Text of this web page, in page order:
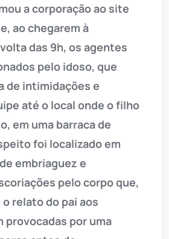
a corporação ao site
ao chegarem à
das 9h, os agentes
pelo idoso, que
de intimidações e
até o local onde o filho
em uma barraca de
foi localizado em
embriaguez e
pelo corpo que,
relato do pai aos
provocadas por uma